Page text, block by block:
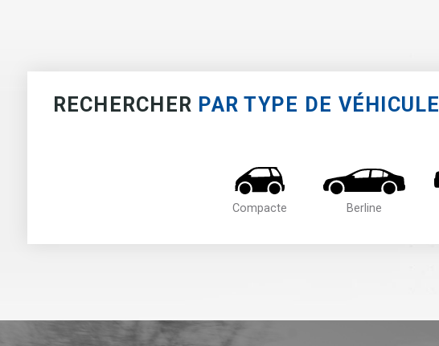
RECHERCHER PAR TYPE DE VÉHICULE
Compacte Berline